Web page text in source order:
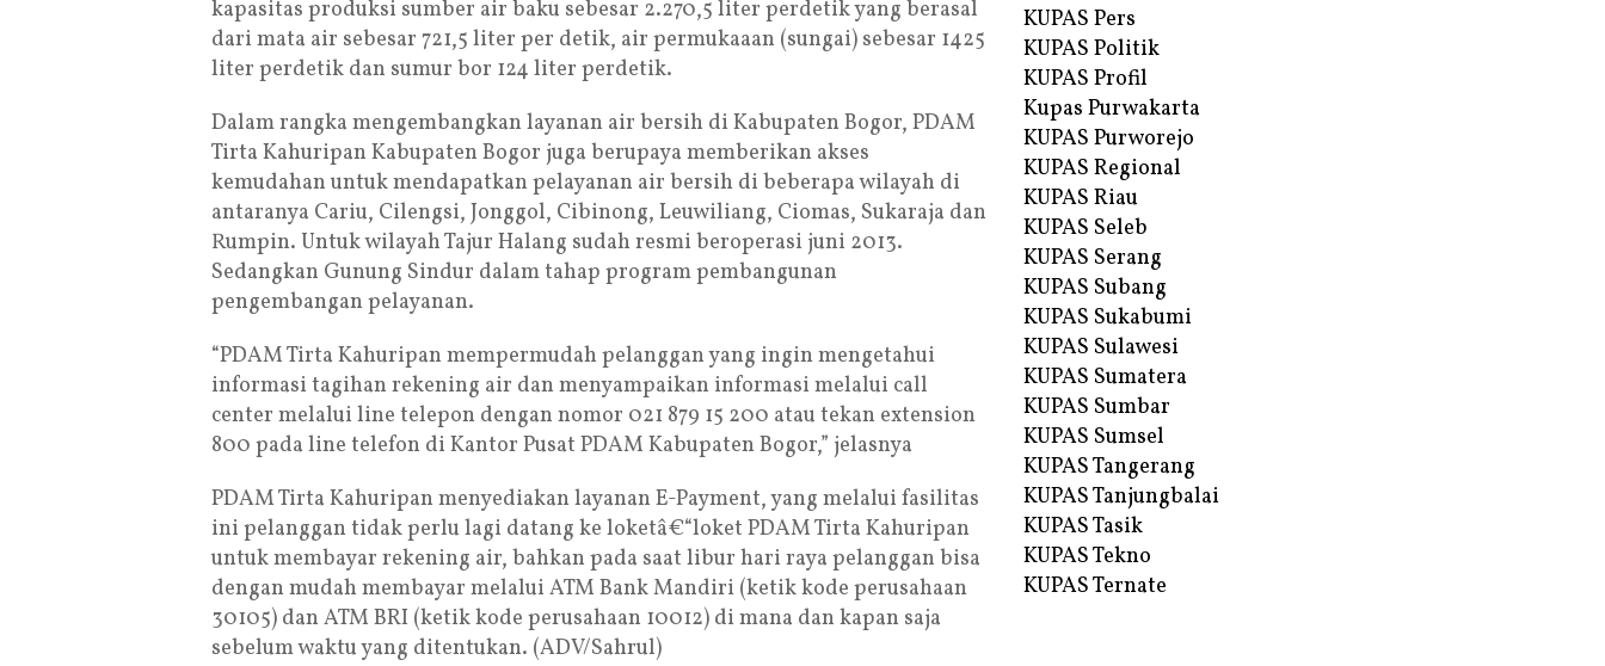
kapasitas produksi sumber air baku sebesar 2.270,5 liter perdetik yang berasal
dari mata air sebesar 721,5 liter per detik, air permukaaan (sungai) sebesar 1425
liter perdetik dan sumur bor 124 liter perdetik.
Dalam rangka mengembangkan layanan air bersih di Kabupaten Bogor, PDAM
Tirta Kahuripan Kabupaten Bogor juga berupaya memberikan akses
kemudahan untuk mendapatkan pelayanan air bersih di beberapa wilayah di
antaranya Cariu, Cilengsi, Jonggol, Cibinong, Leuwiliang, Ciomas, Sukaraja dan
Rumpin. Untuk wilayah Tajur Halang sudah resmi beroperasi juni 2013.
Sedangkan Gunung Sindur dalam tahap program pembangunan
pengembangan pelayanan.
“PDAM Tirta Kahuripan mempermudah pelanggan yang ingin mengetahui
informasi tagihan rekening air dan menyampaikan informasi melalui call
center melalui line telepon dengan nomor 021 879 15 200 atau tekan extension
800 pada line telefon di Kantor Pusat PDAM Kabupaten Bogor,” jelasnya
PDAM Tirta Kahuripan menyediakan layanan E-Payment, yang melalui fasilitas
ini pelanggan tidak perlu lagi datang ke loketâ€“loket PDAM Tirta Kahuripan
untuk membayar rekening air, bahkan pada saat libur hari raya pelanggan bisa
dengan mudah membayar melalui ATM Bank Mandiri (ketik kode perusahaan
30105) dan ATM BRI (ketik kode perusahaan 10012) di mana dan kapan saja
sebelum waktu yang ditentukan. (ADV/Sahrul)
KUPAS Pers
KUPAS Politik
KUPAS Profil
Kupas Purwakarta
KUPAS Purworejo
KUPAS Regional
KUPAS Riau
KUPAS Seleb
KUPAS Serang
KUPAS Subang
KUPAS Sukabumi
KUPAS Sulawesi
KUPAS Sumatera
KUPAS Sumbar
KUPAS Sumsel
KUPAS Tangerang
KUPAS Tanjungbalai
KUPAS Tasik
KUPAS Tekno
KUPAS Ternate